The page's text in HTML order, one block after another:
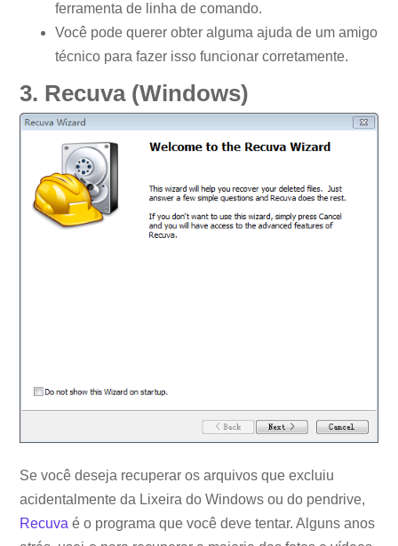
ferramenta de linha de comando.
Você pode querer obter alguma ajuda de um amigo
técnico para fazer isso funcionar corretamente.
3. Recuva (Windows)
Se você deseja recuperar os arquivos que excluiu
acidentalmente da Lixeira do Windows ou do pendrive,
Recuva é o programa que você deve tentar. Alguns anos